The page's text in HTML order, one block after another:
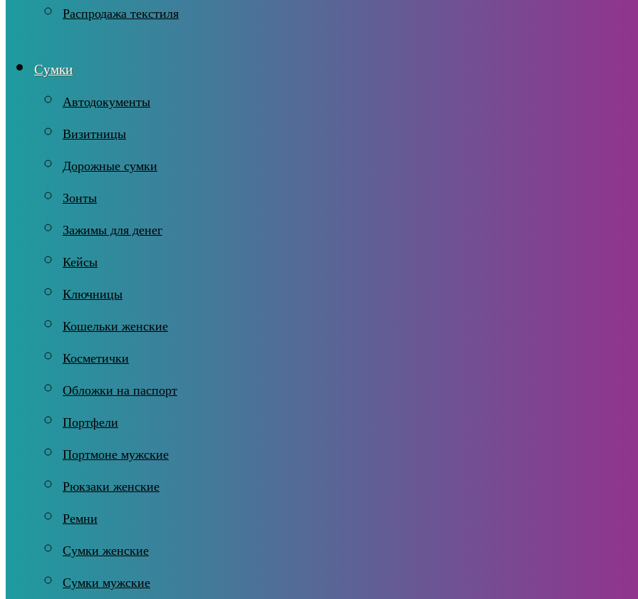
Распродажа текстиля
Сумки
Автодокументы
Визитницы
Дорожные сумки
Зонты
Зажимы для денег
Кейсы
Ключницы
Кошельки женские
Косметички
Обложки на паспорт
Портфели
Портмоне мужские
Рюкзаки женские
Ремни
Сумки женские
Сумки мужские